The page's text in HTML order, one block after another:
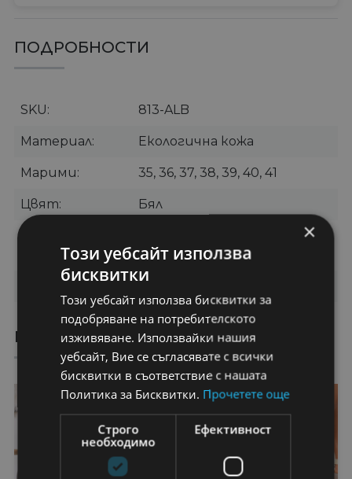
ПОДРОБНОСТИ
SKU 813-ALB
Материал Екологична кожа
Марими 35, 36, 37, 38, 39, 40, 41
Цвят Бял
Дамски сандали
без ток
OEM
ПРЕПОРЪЧАНИ ПРОДУКТИ
40% 49%
×
Този уебсайт използва
бисквитки
Този уебсайт използва бисквитки за
подобряване на потребителското
изживяване. Използвайки нашия
уебсайт, Вие се съгласявате с всички
бисквитки в съответствие с нашата
Политика за Бисквитки. Прочетете още
Строго
необходимо
Ефективност